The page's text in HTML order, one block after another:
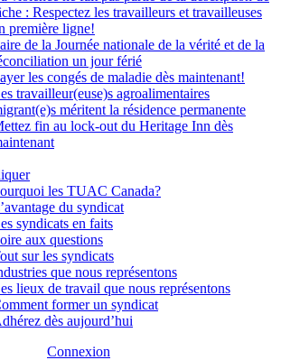
: Respectez les travailleurs et travailleuses
première ligne!
de la Journée nationale de la vérité et de la
un jour férié
les congés de maladie dès maintenant!
travailleur(euse)s agroalimentaires
méritent la résidence permanente
fin au lock-out du Heritage Inn dès
les TUAC Canada?
du syndicat
syndicats en faits
aux questions
sur les syndicats
que nous représentons
lieux de travail que nous représentons
former un syndicat
dès aujourd’hui
Connexion